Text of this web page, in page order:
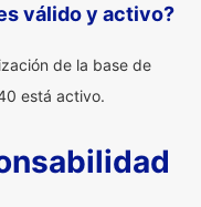
válido y activo?
de la base de
está activo.